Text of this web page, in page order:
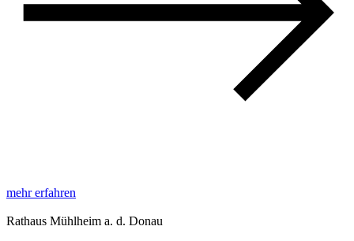
mehr erfahren
Rathaus Mühlheim a. d. Donau